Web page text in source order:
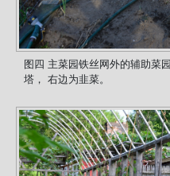
图四 主菜园铁丝网外的辅助菜
塔， 右边为韭菜。